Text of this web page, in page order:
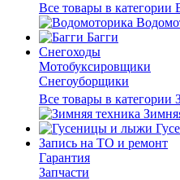
Все товары в категории
Багги
Снегоходы
Мотобуксировщики
Снегоуборщики
Все товары в категории
Запись на ТО и ремонт
Гарантия
Запчасти